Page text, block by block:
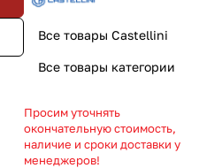
Все товары Castellini
Все товары категории
Просим уточнять
окончательную стоимость,
наличие и сроки доставки у
менеджеров!